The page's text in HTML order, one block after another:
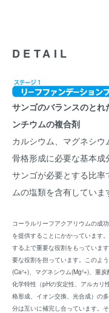
DETAIL
サンゴのバランスのと
ンチウムの複合剤
カルシウム、マグネシ
骨格形成に必要な基本成
サンゴが必要とする比
ムの塩類を含有していま
コーラルリーフアクアリウムの成
を提供することにかかっています
する上で重要な役割をもっていま
要な役割を担っています。このよ
(Ca²+)、マグネシウム(Mg²+)、重
化学特性（pHの安定性、アルカリ
格形成、イオン交換、光合成）の
分は互いに補完し合っています。